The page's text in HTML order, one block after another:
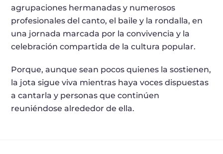
agrupaciones hermanadas y numerosos
profesionales del canto, el baile y la rondalla, en
una jornada marcada por la convivencia y la
celebración compartida de la cultura popular.
Porque, aunque sean pocos quienes la sostienen,
la jota sigue viva mientras haya voces dispuestas
a cantarla y personas que continúen
reuniéndose alrededor de ella.